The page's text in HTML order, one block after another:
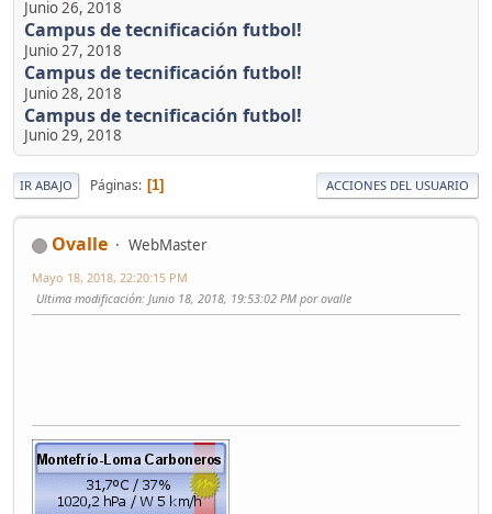
Junio 26, 2018
Campus de tecnificación futbol!
Junio 27, 2018
Campus de tecnificación futbol!
Junio 28, 2018
Campus de tecnificación futbol!
Junio 29, 2018
IR ABAJO Páginas 1 ACCIONES DEL USUARIO
Ovalle WebMaster
Mayo 18, 2018, 22:20:15 PM
Ultima modificación: Junio 18, 2018, 19:53:02 PM por ovalle